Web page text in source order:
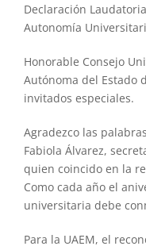
Declaración
Autonomía
Honorable Consejo
Autónoma del Estado
invitados especiales.
Agradezco las
Fabiola Álvarez,
quien coincido en la
Como cada año el
universitaria debe
Para la UAEM, el